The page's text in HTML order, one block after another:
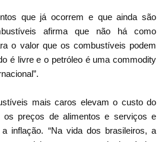
que já ocorrem e que ainda são
afirma que não há como
o valor que os combustíveis podem
é livre e o petróleo é uma commodity
mais caros elevam o custo do
os preços de alimentos e serviços e
inflação. “Na vida dos brasileiros, a